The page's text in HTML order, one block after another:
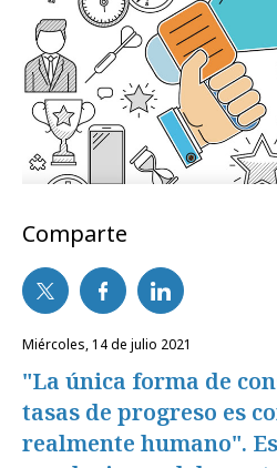
Comparte
miércoles, 14 de julio 2021
"La única forma de
tasas de progreso es
realmente humano".